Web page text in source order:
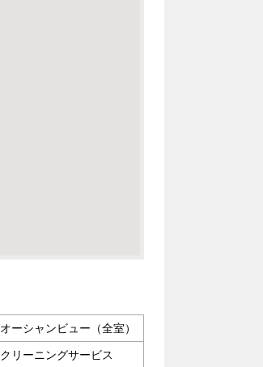
オーシャンビュー（全室）
クリーニングサービス